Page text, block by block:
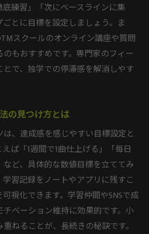
練習」「次にベースラインに集
とに目標を設定しましょう。ま
スクールのオンライン講座や質問
もおすすめです。専門家のフィー
とで、独学での停滞感を解消しやす
の見つけ方とは
、達成感を感じやすい目標設定と
ば「1週間で1曲仕上げる」「毎日
ど、具体的な数値目標を立ててみ
習記録をノートやアプリに残すこ
視化できます。学習仲間やSNSで成
ベーション維持に効果的です。小
ねることが、長続きの秘訣です。